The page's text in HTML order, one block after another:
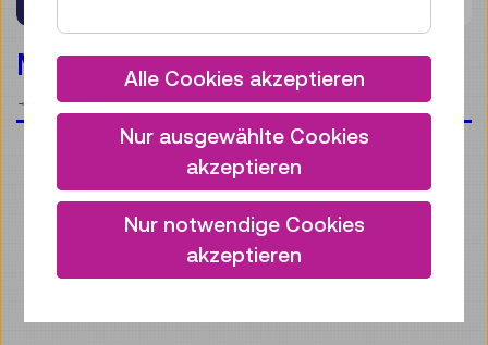
Materialwelten
Merken
Alle Cookies akzeptieren
Nur ausgewählte Cookies
akzeptieren
Nur notwendige Cookies
akzeptieren